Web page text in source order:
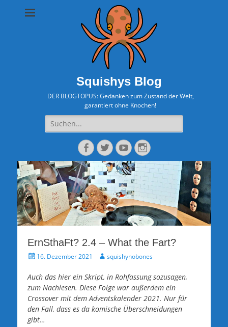
Squishys Blog
DER BLOGTOPUS: Gedanken zum Zustand der Welt,
garantiert ohne Knochen!
Suche
nach:
Facebook
TwitterYouTubeInstagram
ErnSthaFt? 2.4 – What the Fart?
Veröffentlicht
16. Dezember 2021 Autorsquishynobones
Auch das hier ein Skript, in Rohfassung sozusagen,
zum Nachlesen. Diese Folge war außerdem ein
Crossover mit dem Adventskalender 2021. Nur für
den Fall, dass es da komische Überschneidungen
gibt…